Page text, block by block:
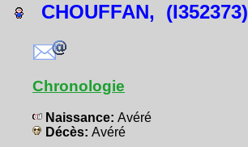
CHOUFFAN, (I352373)
Chronologie
Naissance: Avéré
Décès: Avéré